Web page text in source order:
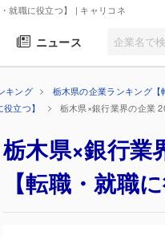
就職に役立つ】 | キャリコネ
ニュース
キング 栃木県の企業ランキング【
立つ】
栃木県×銀行業界の企業
栃木県×銀行業
【転職・就職